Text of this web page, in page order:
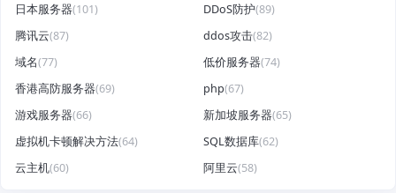
日本服务器(101) DDoS防护(89)
腾讯云(87) ddos攻击(82)
域名(77) 低价服务器(74)
香港高防服务器(69) php(67)
游戏服务器(66) 新加坡服务器(65)
虚拟机卡顿解决方法(64) SQL数据库(62)
云主机(60) 阿里云(58)